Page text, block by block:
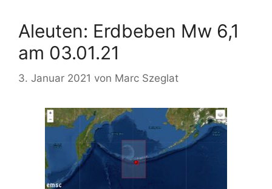
Aleuten: Erdbeben Mw 6,1
am 03.01.21
3. Januar 2021 von Marc Szeglat